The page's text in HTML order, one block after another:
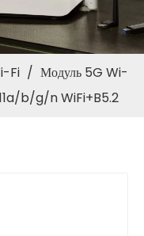
Fi / Модуль 5G Wi-
b/g/n WiFi+B5.2